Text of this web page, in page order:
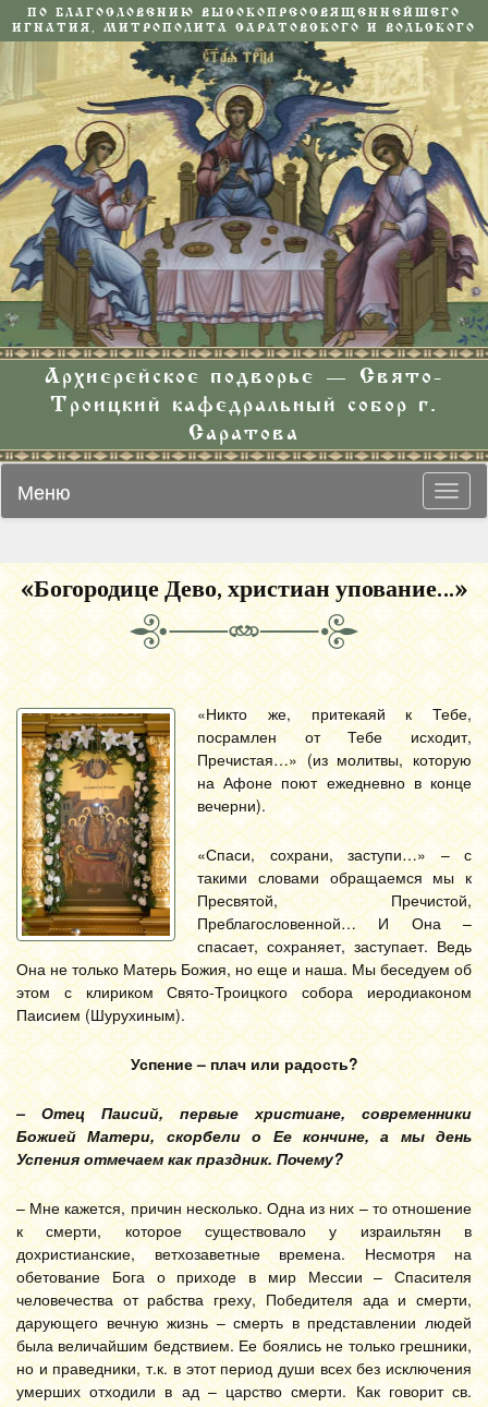
ПО БЛАГОСЛОВЕНИЮ ВЫСОКОПРЕОСВЯЩЕННЕЙШЕГО
ИГНАТИЯ, МИТРОПОЛИТА САРАТОВСКОГО И ВОЛЬСКОГО
Архиерейское подворье — Свято-
Троицкий кафедральный собор г.
Саратова
Меню
«Богородице Дево, христиан упование…»
«Никто же, притекаяй к Тебе,
посрамлен от Тебе исходит,
Пречистая…» (из молитвы, которую
на Афоне поют ежедневно в конце
вечерни).
«Спаси, сохрани, заступи…» – с
такими словами обращаемся мы к
Пресвятой, Пречистой,
Преблагословенной… И Она –
спасает, сохраняет, заступает. Ведь
Она не только Матерь Божия, но еще и наша. Мы беседуем об
этом с клириком Свято-Троицкого собора иеродиаконом
Паисием (Шурухиным).
Успение – плач или радость?
– Отец Паисий, первые христиане, современники
Божией Матери, скорбели о Ее кончине, а мы день
Успения отмечаем как праздник. Почему?
– Мне кажется, причин несколько. Одна из них – то отношение
к смерти, которое существовало у израильтян в
дохристианские, ветхозаветные времена. Несмотря на
обетование Бога о приходе в мир Мессии – Спасителя
человечества от рабства греху, Победителя ада и смерти,
дарующего вечную жизнь – смерть в представлении людей
была величайшим бедствием. Ее боялись не только грешники,
но и праведники, т.к. в этот период души всех без исключения
умерших отходили в ад – царство смерти. Как говорит св.